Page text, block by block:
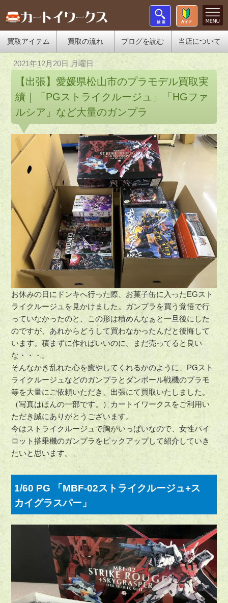
買取アイテム 買取の流れ ブログを読む 当店について
2021年12月20日 月曜日
【出張】愛媛県松山市のプラモデル買取実
績｜「PGストライクルージュ」「HGファ
ルシア」など大量のガンプラ
お休みの日にドンキへ行った際、お菓子缶に入ったEGスト
ライクルージュを見かけました。ガンプラを買う覚悟で行
っていなかったのと、この形は積めんなぁと一旦後にした
のですが、あれからどうして買わなかったんだと後悔して
います。積まずに作ればいいのに。まだ売ってると良い
な・・・。
そんなかき乱れた心を癒やしてくれるかのように、PGスト
ライクルージュなどのガンプラとダンボール戦機のプラモ
等を大量にご依頼いただき、出張にて買取いたしました。
（写真はほんの一部です。）カートイワークスをご利用い
ただき誠にありがとうございます。
今はストライクルージュで胸がいっぱいなので、女性パイ
ロット搭乗機のガンプラをピックアップして紹介していき
たいと思います。
1/60 PG 「MBF-02ストライクルージュ+ス
カイグラスパー」